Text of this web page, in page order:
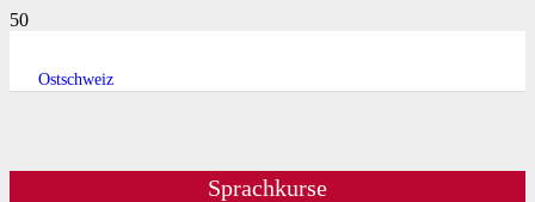
Ostschweiz
Sprachkurse